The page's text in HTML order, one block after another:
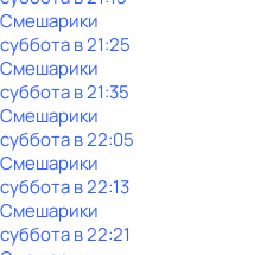
Смешарики
субботав21:25
Смешарики
субботав21:35
Смешарики
субботав22:05
Смешарики
субботав22:13
Смешарики
субботав22:21